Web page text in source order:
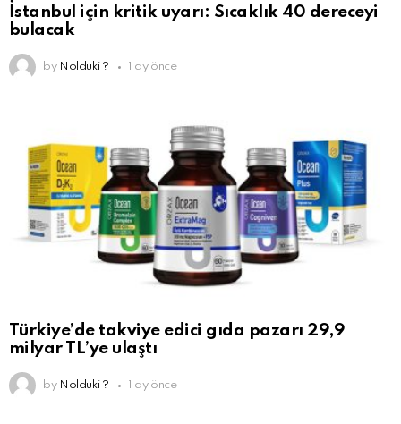
İstanbul için kritik uyarı: Sıcaklık 40 dereceyi
bulacak
by Nolduki ? 1 ay önce
Türkiye’de takviye edici gıda pazarı 29,9
milyar TL’ye ulaştı
by Nolduki ? 1 ay önce